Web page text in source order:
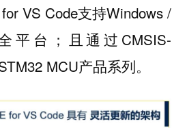
VS Code支持Windows /
平台；且通过CMSIS-
MCU产品系列。